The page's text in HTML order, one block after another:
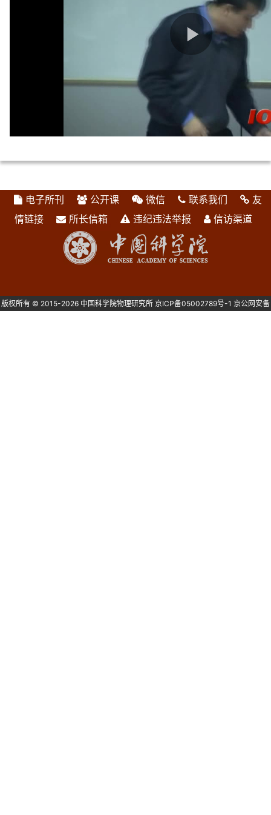
电子所刊 公开课 微信 联系我们
友
情链接
所长信箱 违纪违法举报 信访渠道
版权所有 © 2015-2026 中国科学院物理研究所 京ICP备05002789号-1 京公网安备